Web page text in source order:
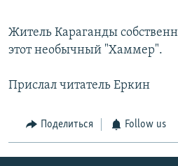
Житель Караганды
этот необычный "Хаммер".
Прислал читатель Еркин
Поделиться Follow us